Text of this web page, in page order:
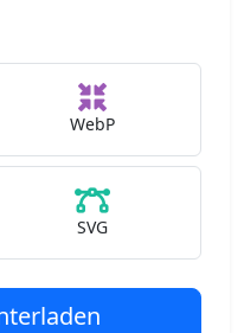
WebP
SVG